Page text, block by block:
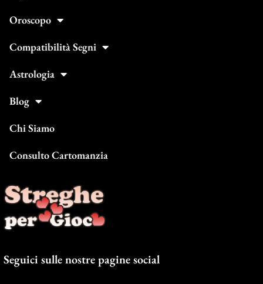
Oroscopo
Compatibilità Segni
Astrologia
Blog
Chi Siamo
Consulto Cartomanzia
Seguici sulle nostre pagine social